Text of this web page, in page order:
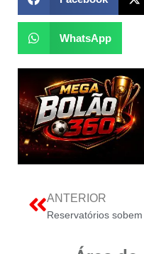
WhatsApp
ANTERIOR